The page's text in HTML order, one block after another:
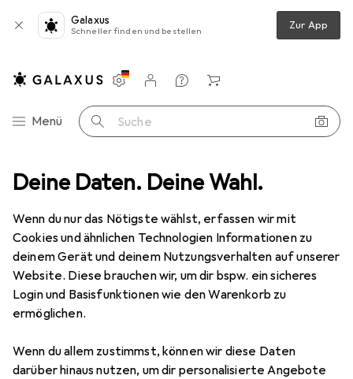
Deine Daten. Deine Wahl.
Wenn du nur das Nötigste wählst, erfassen wir mit
Cookies und ähnlichen Technologien Informationen zu
deinem Gerät und deinem Nutzungsverhalten auf unserer
Website. Diese brauchen wir, um dir bspw. ein sicheres
Login und Basisfunktionen wie den Warenkorb zu
ermöglichen.
Wenn du allem zustimmst, können wir diese Daten
darüber hinaus nutzen, um dir personalisierte Angebote
Galaxus
Schneller finden und bestellen Zur App
Navigation nach Kategorien
Menü Suche
Einstellungen
Kundenkonto
Vergleichslisten
Merklisten
Warenkorb
+ Stange Werkstarck Griffleistenprofile mit Profilhöhe 36,5 mm
6 Bilder
WerkstarckGriffleistenprofile mit
Profilhöhe 36,5 mm
Preis in EUR inkl. MwSt.
EUR
36,90